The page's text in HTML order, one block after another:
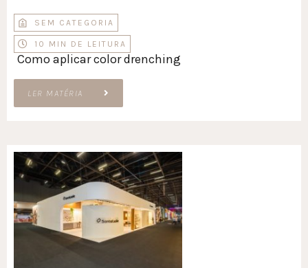
SEM CATEGORIA
10 MIN DE LEITURA
Como aplicar color drenching
LER MATÉRIA